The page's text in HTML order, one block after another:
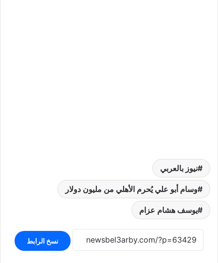
نيوز بالعربي
وسام أبو علي يُحرم الأهلي من مليون دولار
يوسف هشام عزام
نسخ الرابط